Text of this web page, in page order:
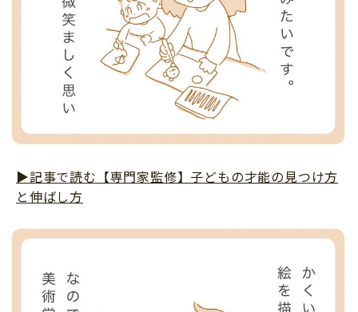
▶︎記事で読む【専門家監修】子どもの才能の見つけ方
と伸ばし方